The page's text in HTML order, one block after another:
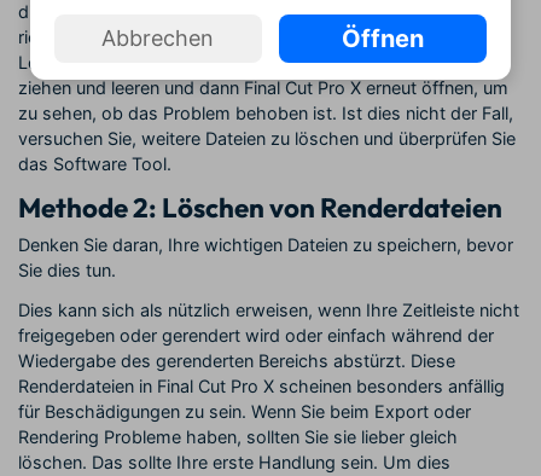
die Voreinstellungen, die Sie löschen müssen. Sobald Sie den
richtigen Ordner gefunden haben, können Sie mit der
Löschung beginnen. Sie können die Ordner in den Papierkorb
ziehen und leeren und dann Final Cut Pro X erneut öffnen, um
zu sehen, ob das Problem behoben ist. Ist dies nicht der Fall,
versuchen Sie, weitere Dateien zu löschen und überprüfen Sie
das Software Tool.
Methode 2: Löschen von Renderdateien
Denken Sie daran, Ihre wichtigen Dateien zu speichern, bevor
Sie dies tun.
Dies kann sich als nützlich erweisen, wenn Ihre Zeitleiste nicht
freigegeben oder gerendert wird oder einfach während der
Wiedergabe des gerenderten Bereichs abstürzt. Diese
Renderdateien in Final Cut Pro X scheinen besonders anfällig
für Beschädigungen zu sein. Wenn Sie beim Export oder
Rendering Probleme haben, sollten Sie sie lieber gleich
löschen. Das sollte Ihre erste Handlung sein. Um dies
Abbrechen Öffnen